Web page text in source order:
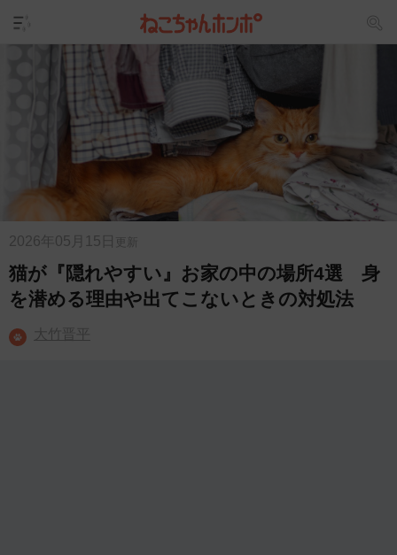
2026年05月15日 更新
猫が『隠れやすい』お家の中の場所4選 身
を潜める理由や出てこないときの対処法
大竹晋平